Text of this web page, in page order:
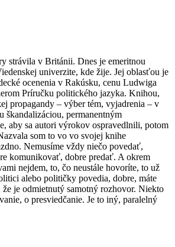
strávila v Británii. Dnes je emeritnou
univerzite, kde žije. Jej oblasťou je
ocenenia v Rakúsku, cenu Ludwiga
Príručku politického jazyka. Knihou,
propagandy – výber tém, vyjadrenia – v
škandalizáciou, permanentným
aby sa autori výrokov ospravedlnili, potom
som to vo vo svojej knihe
Nemusíme vždy niečo povedať,
komunikovať, dobre predať. A okrem
nejdem, to, čo neustále hovoríte, to už
alebo političky povedia, dobre, máte
je odmietnutý samotný rozhovor. Niekto
o presviedčanie. Je to iný, paralelný